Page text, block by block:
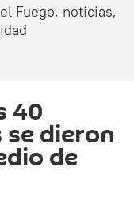
Fuego, noticias,
40
dieron
de